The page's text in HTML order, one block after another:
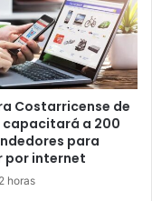
Costarricense de
capacitará a 200
para
por internet
horas